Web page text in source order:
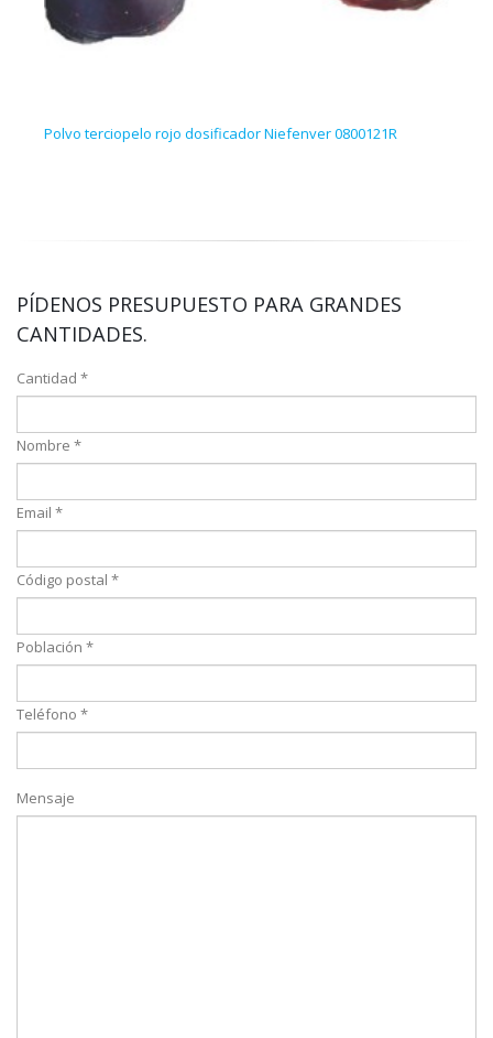
Polvo terciopelo rojo dosificador Niefenver 0800121R
PÍDENOS PRESUPUESTO PARA GRANDES
CANTIDADES.
Cantidad *
Nombre *
Email *
Código postal *
Población *
Teléfono *
Mensaje